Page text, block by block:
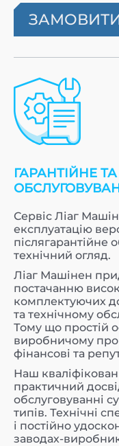
ГАРАНТІЙНЕ
Сервіс Ліаг
експлуатацію
післягарантійне
технічний огляд.
Ліаг Машінен
постачанню
комплектуючих
та технічному
Тому що простій
виробничому
фінансові та
Наш
практичний
обслуговуванні
типів. Технічні
і постійно
заводах-